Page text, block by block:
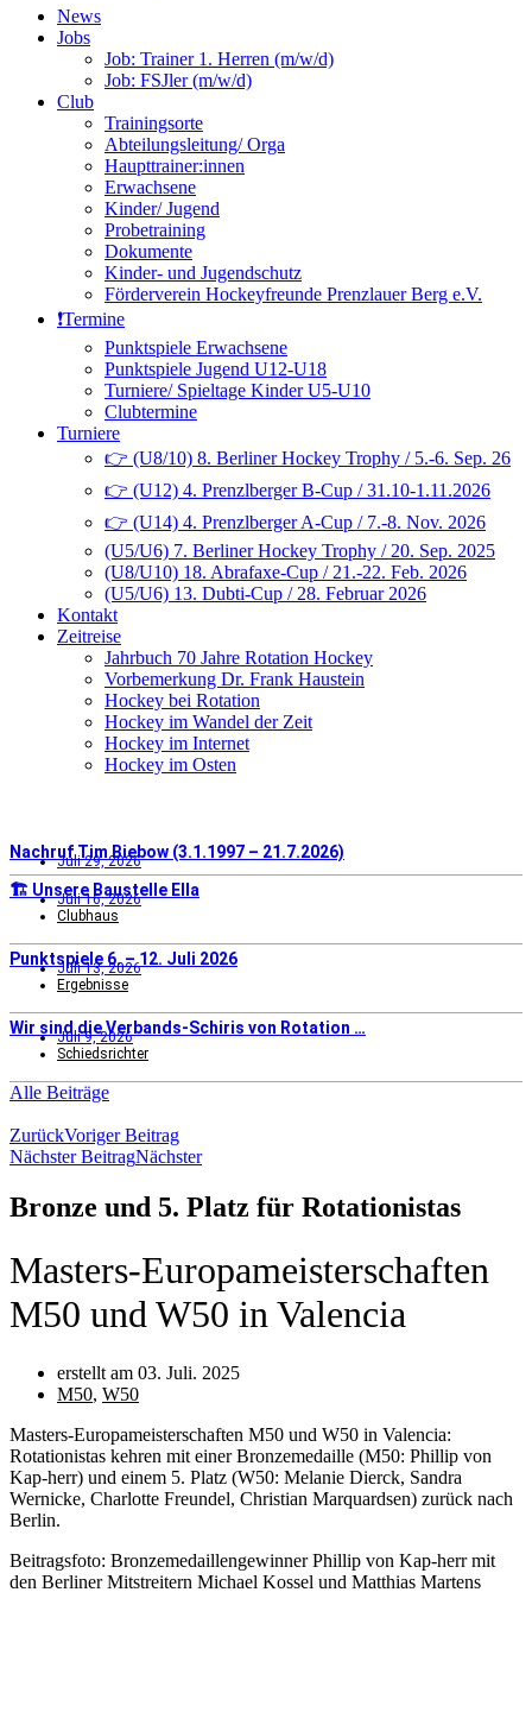
News
Jobs
Job: Trainer 1. Herren (m/w/d)
Job: FSJler (m/w/d)
Club
Trainingsorte
Abteilungsleitung/ Orga
Haupttrainer:innen
Erwachsene
Kinder/ Jugend
Probetraining
Dokumente
Kinder- und Jugendschutz
Förderverein Hockeyfreunde Prenzlauer Berg e.V.
❗️Termine
Punktspiele Erwachsene
Punktspiele Jugend U12-U18
Turniere/ Spieltage Kinder U5-U10
Clubtermine
Turniere
👉 (U8/10) 8. Berliner Hockey Trophy / 5.-6. Sep. 26
👉 (U12) 4. Prenzlberger B-Cup / 31.10-1.11.2026
👉 (U14) 4. Prenzlberger A-Cup / 7.-8. Nov. 2026
(U5/U6) 7. Berliner Hockey Trophy / 20. Sep. 2025
(U8/U10) 18. Abrafaxe-Cup / 21.-22. Feb. 2026
(U5/U6) 13. Dubti-Cup / 28. Februar 2026
Kontakt
Zeitreise
Jahrbuch 70 Jahre Rotation Hockey
Vorbemerkung Dr. Frank Haustein
Hockey bei Rotation
Hockey im Wandel der Zeit
Hockey im Internet
Hockey im Osten
Juli 29, 2026
Nachruf Tim Biebow (3.1.1997 – 21.7.2026)
Juli 16, 2026
🏗️ Unsere Baustelle Ella
Clubhaus
Juli 13, 2026
Punktspiele 6. – 12. Juli 2026
Ergebnisse
Juli 9, 2026
Wir sind die Verbands-Schiris von Rotation …
Schiedsrichter
Alle Beiträge
ZurückVoriger Beitrag
Nächster BeitragNächster
Bronze und 5. Platz für Rotationistas
Masters-Europameisterschaften
M50 und W50 in Valencia
erstellt am 03. Juli. 2025
M50, W50
Masters-Europameisterschaften M50 und W50 in Valencia:
Rotationistas kehren mit einer Bronzemedaille (M50: Phillip von
Kap-herr) und einem 5. Platz (W50: Melanie Dierck, Sandra
Wernicke, Charlotte Freundel, Christian Marquardsen) zurück nach
Berlin.
Beitragsfoto: Bronzemedaillengewinner Phillip von Kap-herr mit
den Berliner Mitstreitern Michael Kossel und Matthias Martens